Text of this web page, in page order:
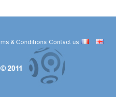
& Conditions Contact us